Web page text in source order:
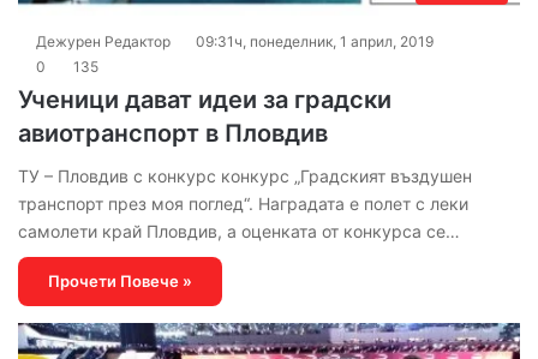
Дежурен Редактор
09:31ч, понеделник, 1 април, 2019
0
135
Ученици дават идеи за градски
авиотранспорт в Пловдив
ТУ – Пловдив с конкурс конкурс „Градският въздушен
транспорт през моя поглед“. Наградата е полет с леки
самолети край Пловдив, а оценката от конкурса се…
Прочети Повече »